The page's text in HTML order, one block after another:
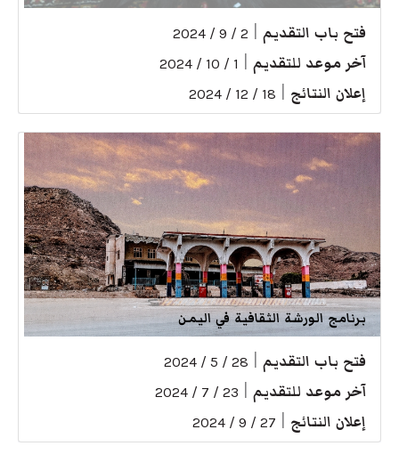
فتح باب التقديم 2 / 9 / 2024
آخر موعد للتقديم 1 / 10 / 2024
إعلان النتائج 18 / 12 / 2024
برنامج الورشة الثقافية في اليمن
فتح باب التقديم 28 / 5 / 2024
آخر موعد للتقديم 23 / 7 / 2024
إعلان النتائج 27 / 9 / 2024